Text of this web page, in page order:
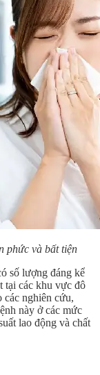
phức và bất tiện
số lượng đáng kể
tại các khu vực đô
nghiên cứu,
này ở các mức
lao động và chất